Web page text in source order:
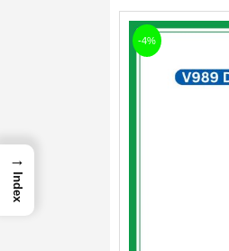
-4%
→
Index